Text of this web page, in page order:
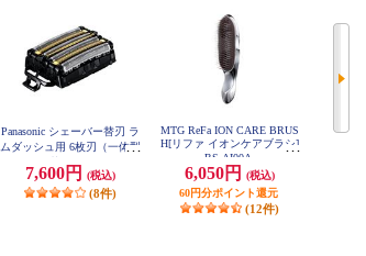
Panasonic シェーバー替刃 ラ
ムダッシュ用 6枚刃（一体型
7,600円 (税込)
(8件)
MTG ReFa ION CARE BRUS
H[リファ イオンケアブラシ]
RS-AI00A
6,050円
(税込)
60円分ポイント還元
(12件)
コイズ